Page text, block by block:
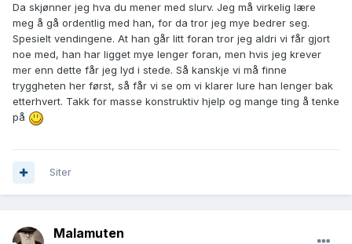
Da skjønner jeg hva du mener med slurv. Jeg må virkelig lære
meg å gå ordentlig med han, for da tror jeg mye bedrer seg.
Spesielt vendingene. At han går litt foran tror jeg aldri vi får gjort
noe med, han har ligget mye lenger foran, men hvis jeg krever
mer enn dette får jeg lyd i stede. Så kanskje vi må finne
tryggheten her først, så får vi se om vi klarer lure han lenger bak
etterhvert. Takk for masse konstruktiv hjelp og mange ting å tenke
på
Siter
Malamuten